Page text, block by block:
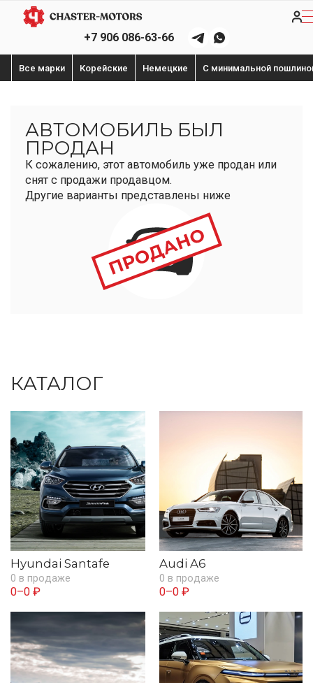
+7 906 086-63-66
Все марки Корейские Немецкие С минимальной
АВТОМОБИЛЬ БЫЛ
ПРОДАН
К сожалению, этот автомобиль уже продан или
снят с продажи продавцом.
Другие варианты представлены ниже
КАТАЛОГ
Hyundai Santafe
0 в продаже
0–0 ₽
Audi A6
0 в продаже
0–0 ₽